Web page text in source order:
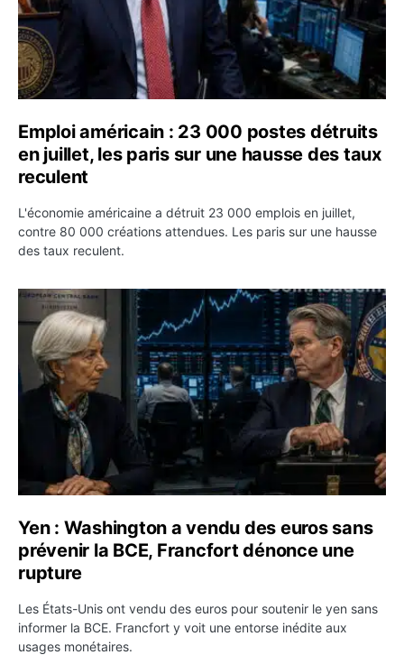
Emploi américain : 23 000 postes détruits
en juillet, les paris sur une hausse des taux
reculent
L'économie américaine a détruit 23 000 emplois en juillet,
contre 80 000 créations attendues. Les paris sur une hausse
des taux reculent.
Yen : Washington a vendu des euros sans prévenir la
Yen : Washington a vendu des euros sans
prévenir la BCE, Francfort dénonce une
rupture
Les États-Unis ont vendu des euros pour soutenir le yen sans
informer la BCE. Francfort y voit une entorse inédite aux
usages monétaires.